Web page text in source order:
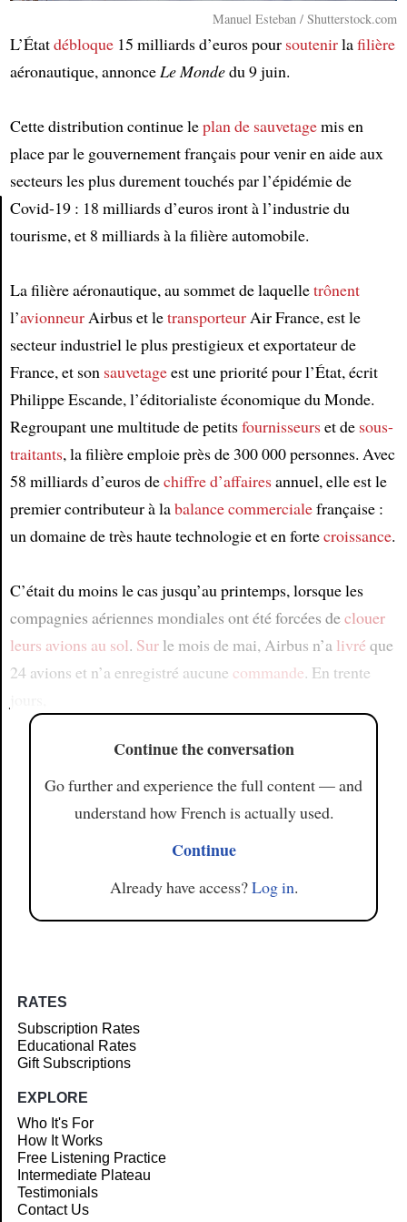
Manuel Esteban / Shutterstock.com
L’Étatdébloque15 milliards d’euros pour soutenirlafilière
aéronautique, annonceLe Mondedu 9 juin.
Cette distribution continue leplan de sauvetagemis en
place par le gouvernement français pour venir en aide aux
secteurs les plus durement touchés par l’épidémie de
Covid-19 : 18 milliards d’euros iront à l’industrie du
tourisme, et 8 milliards à la filière automobile.
La filière aéronautique, au sommet de laquelletrônent
l’avionneurAirbus et letransporteurAir France, est le
secteur industriel le plus prestigieux et exportateur de
France, et son sauvetageest une priorité pour l’État, écrit
Philippe Escande, l’éditorialiste économique du Monde.
Regroupant une multitude de petitsfournisseurset de sous-
traitants, la filière emploie près de 300 000 personnes. Avec
58 milliards d’euros dechiffre d’affairesannuel, elle est le
premier contributeur à labalance commercialefrançaise :
un domaine de très haute technologie et en fortecroissance.
C’était du moins le cas jusqu’au printemps, lorsque les
compagnies aériennes mondiales ont été forcées declouer
leurs avions au sol. Surle mois de mai, Airbus n’a livré que
24 avions et n’a enregistré aucune commande. En trente
Continue the conversation
Go further and experience the full content — and
understand how French is actually used.
Continue
Already have access?Log in.
RATES
Subscription Rates
Educational Rates
Gift Subscriptions
EXPLORE
Who It's For
How It Works
Free Listening Practice
Intermediate Plateau
Testimonials
Contact Us